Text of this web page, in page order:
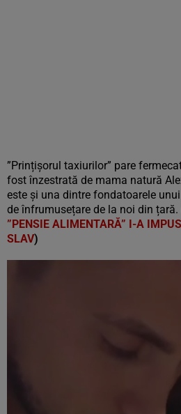
”Prințișorul taxiurilor” pare
fost înzestrată de mama natură
este și una dintre fondatoarele
de înfrumusețare de la noi din țară.
”PENSIE ALIMENTARĂ” I-A
SLAV)